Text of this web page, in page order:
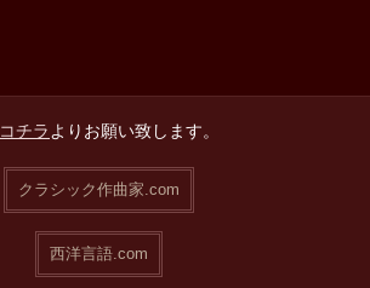
コチラよりお願い致します。
クラシック作曲家.com
西洋言語.com